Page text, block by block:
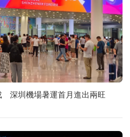
深圳機場暑運首月進出兩旺